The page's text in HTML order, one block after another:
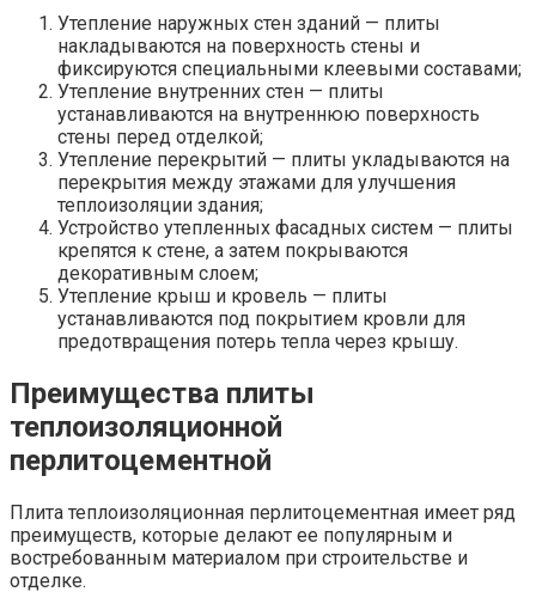
Утепление наружных стен зданий — плиты
накладываются на поверхность стены и
фиксируются специальными клеевыми составами;
Утепление внутренних стен — плиты
устанавливаются на внутреннюю поверхность
стены перед отделкой;
Утепление перекрытий — плиты укладываются на
перекрытия между этажами для улучшения
теплоизоляции здания;
Устройство утепленных фасадных систем — плиты
крепятся к стене, а затем покрываются
декоративным слоем;
Утепление крыш и кровель — плиты
устанавливаются под покрытием кровли для
предотвращения потерь тепла через крышу.
Преимущества плиты
теплоизоляционной
перлитоцементной
Плита теплоизоляционная перлитоцементная имеет ряд
преимуществ, которые делают ее популярным и
востребованным материалом при строительстве и
отделке.